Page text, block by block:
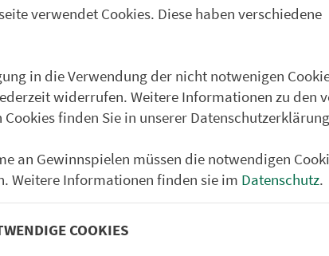
im Oberpfälzer
im
Weinparadies
in Roth.
weiter
verwendet Cookies. Diese haben verschiedene
in die Verwendung der nicht notwenigen
widerrufen. Weitere Informationen zu den
Cookies finden Sie in unserer
an Gewinnspielen müssen die notwendigen
Weitere Informationen finden sie im Datenschutz.
COOKIES